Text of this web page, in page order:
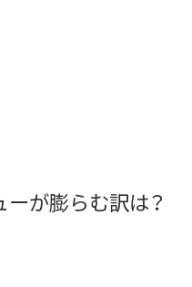
が膨らむ訳は？